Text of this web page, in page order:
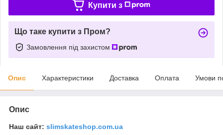
Купити з
Що таке купити з Пром?
Замовлення під захистом
Опис Характеристики Доставка Оплата Умови
Опис
Наш сайт: slimskateshop.com.ua